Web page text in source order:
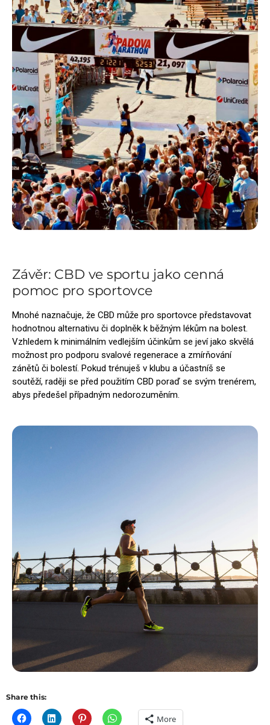
Závěr: CBD ve sportu jako cenná
pomoc pro sportovce
Mnohé naznačuje, že CBD může pro sportovce představovat
hodnotnou alternativu či doplněk k běžným lékům na bolest.
Vzhledem k minimálním vedlejším účinkům se jeví jako skvělá
možnost pro podporu svalové regenerace a zmírňování
zánětů či bolestí. Pokud trénuješ v klubu a účastníš se
soutěží, raději se před použitím CBD poraď se svým trenérem,
abys předešel případným nedorozuměním.
Share this:
More